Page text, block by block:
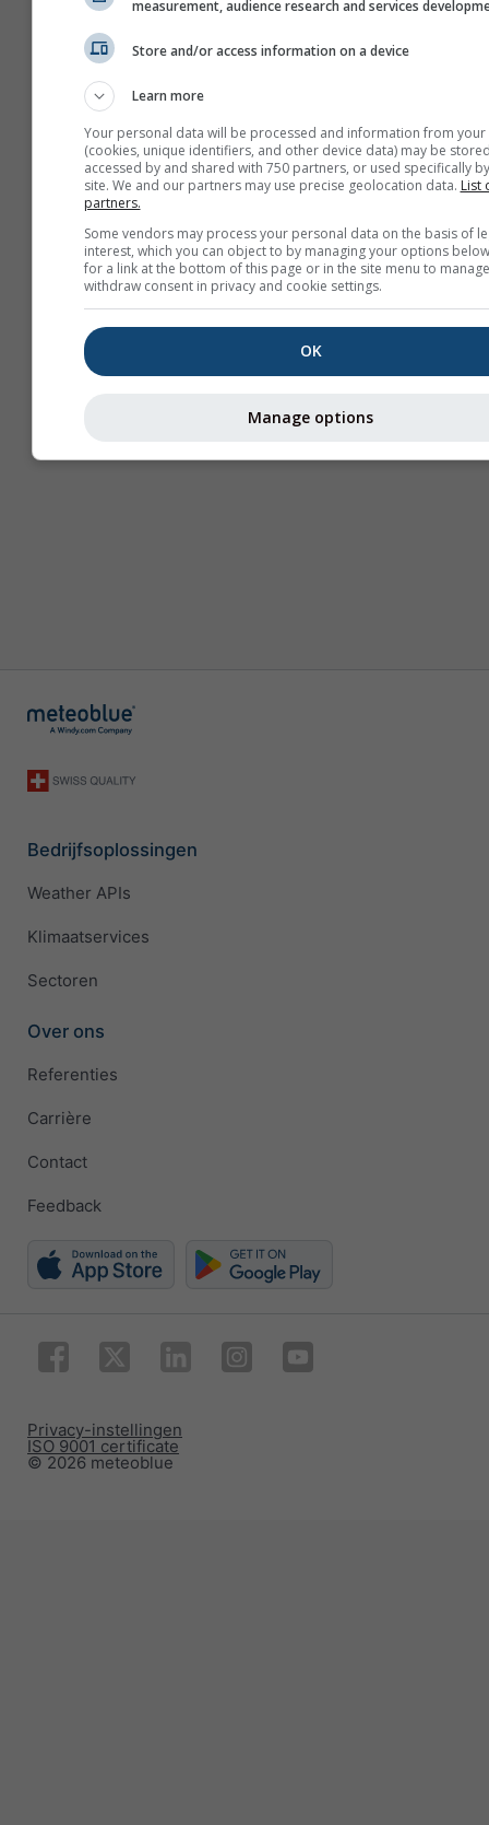
Meer informatie
Bedrijfsoplossingen
Weather APIs
Klimaatservices
Sectoren
Over ons
Referenties
Carrière
Contact
Feedback
© 2026 meteoblue
ISO 9001 certificate
Privacy-instellingen
measurement, audience research and services
Store and/or access information on a device
Learn more
Your personal data will be processed and information from your
(cookies, unique identifiers, and other device data) may be
accessed by and shared with 750 partners, or used specifically
site. We and our partners may use precise geolocation data. List
partners.
Some vendors may process your personal data on the basis of
interest, which you can object to by managing your options
for a link at the bottom of this page or in the site menu to
withdraw consent in privacy and cookie settings.
OK
Manage options